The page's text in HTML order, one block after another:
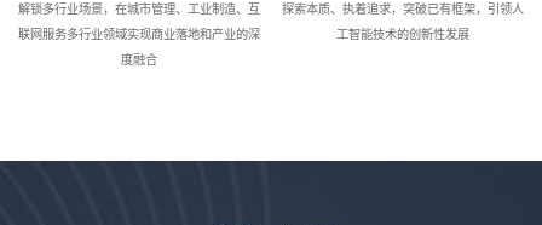
解锁多行业场景，在城市管理、工业制造、互
联网服务多行业领域实现商业落地和产业的深
度融合
探索本质、执着追求，突破已有框架，引领人
工智能技术的创新性发展